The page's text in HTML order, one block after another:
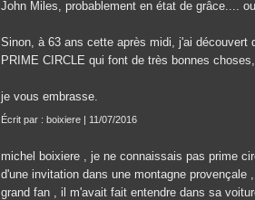
John Miles, probablement en état de grâce....
Sinon, à 63 ans cette après midi, j'ai
PRIME CIRCLE qui font de très bonnes
je vous embrasse.
Écrit par : boixiere | 11/07/2016
michel boixiere , je ne connaissais pas prime
d'une invitation dans une montagne
grand fan , il m'avait fait entendre dans sa